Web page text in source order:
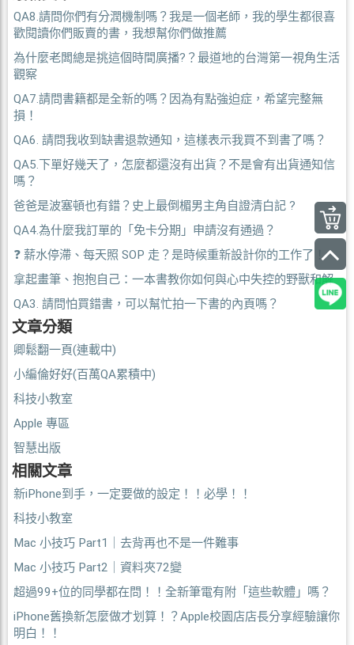
QA8.請問你們有分潤機制嗎？我是一個老師，我的學生都很喜
歡閱讀你們販賣的書，我想幫你們做推薦
為什麼老闆總是挑這個時間廣播?？最道地的台灣第一視角生活
觀察
QA7.請問書籍都是全新的嗎？因為有點強迫症，希望完整無
損！
QA6. 請問我收到缺書退款通知，這樣表示我買不到書了嗎？
QA5.下單好幾天了，怎麼都還沒有出貨？不是會有出貨通知信
嗎？
爸爸是波塞頓也有錯？史上最倒楣男主角自證清白記 ?
QA4.為什麼我訂單的「免卡分期」申請沒有通過？
❓ 薪水停滯、每天照 SOP 走？是時候重新設計你的工作了！
拿起畫筆、抱抱自己：一本書教你如何與心中失控的野獸和解
QA3. 請問怕買錯書，可以幫忙拍一下書的內頁嗎？
文章分類
卿鬆翻一頁(連載中)
小編倫好好(百萬QA累積中)
科技小教室
Apple 專區
智慧出版
相關文章
新iPhone到手，一定要做的設定！！必學！！
科技小教室
Mac 小技巧 Part1｜去背再也不是一件難事
Mac 小技巧 Part2｜資料夾72變
超過99+位的同學都在問！！全新筆電有附「這些軟體」嗎？
iPhone舊換新怎麼做才划算！？Apple校園店店長分享經驗讓你
明白！！